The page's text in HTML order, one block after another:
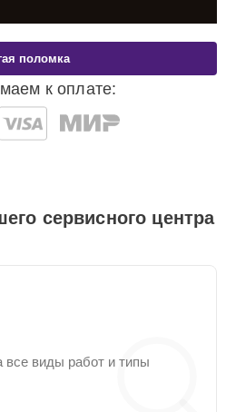
к оплате:
поломка
сервисного центра
все виды работ и типы